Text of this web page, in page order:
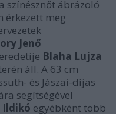
színésznőt ábrázoló
érkezett meg
Jenő
Blaha Lujza
áll. A 63 cm
és Jászai-díjas
segítségével
Ildikó egyébként több